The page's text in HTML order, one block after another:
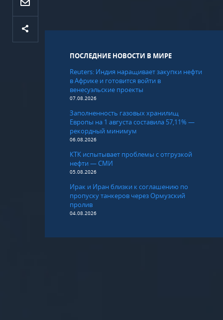
ПОСЛЕДНИЕ НОВОСТИ В МИРЕ
Reuters: Индия наращивает закупки нефти
в Африке и готовится войти в
венесуэльские проекты
07.08.2026
Заполненность газовых хранилищ
Европы на 1 августа составила 57,11% —
рекордный минимум
06.08.2026
КТК испытывает проблемы с отгрузкой
нефти — СМИ
05.08.2026
Ирак и Иран близки к соглашению по
пропуску танкеров через Ормузский
пролив
04.08.2026